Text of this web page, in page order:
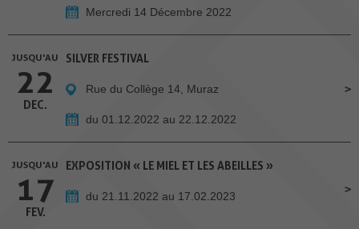
Mercredi 14 Décembre 2022
JUSQU'AU
22
DEC.
SILVER FESTIVAL
Rue du Collège 14, Muraz
du 01.12.2022 au 22.12.2022
JUSQU'AU
17
FEV.
EXPOSITION « LE MIEL ET LES ABEILLES »
du 21.11.2022 au 17.02.2023